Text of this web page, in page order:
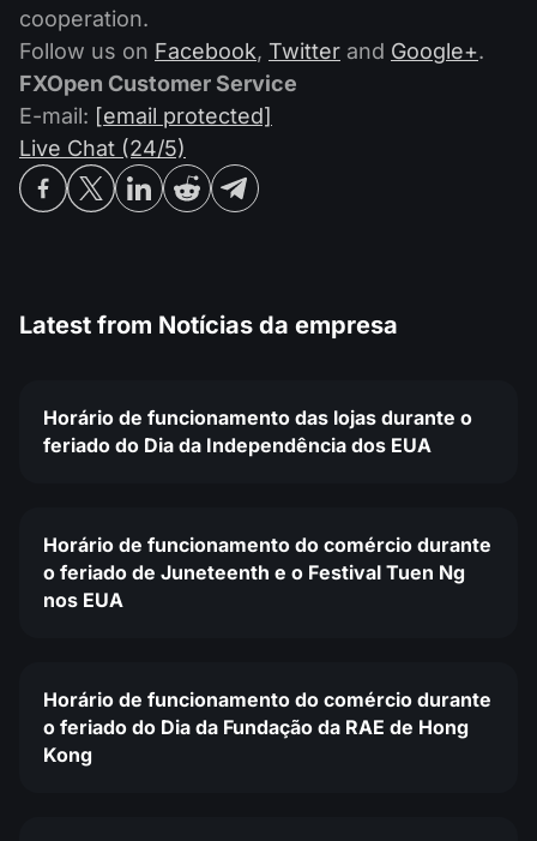
cooperation.
Follow us on Facebook, Twitter and Google+.
FXOpen Customer Service
E-mail: [email protected]
Live Chat (24/5)
Latest from Notícias da empresa
Horário de funcionamento das lojas durante o
feriado do Dia da Independência dos EUA
Horário de funcionamento do comércio durante
o feriado de Juneteenth e o Festival Tuen Ng
nos EUA
Horário de funcionamento do comércio durante
o feriado do Dia da Fundação da RAE de Hong
Kong